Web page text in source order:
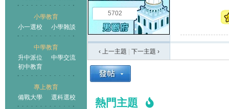
小學教育
小一選校
小學雜談
中學教育
升中派位
中學交流
初中教育
專上教育
備戰大學
選科選校
5702
‹ 上一主題 下一主題 ›
熱門主題